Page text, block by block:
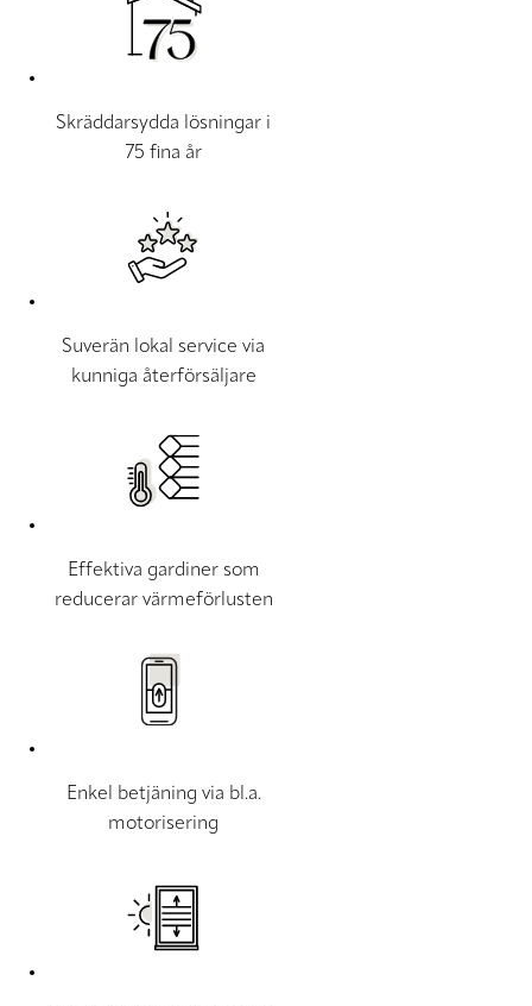
Skräddarsydda lösningar i
75 fina år
Suverän lokal service via
kunniga återförsäljare
Effektiva gardiner som
reducerar värmeförlusten
Enkel betjäning via bl.a.
motorisering